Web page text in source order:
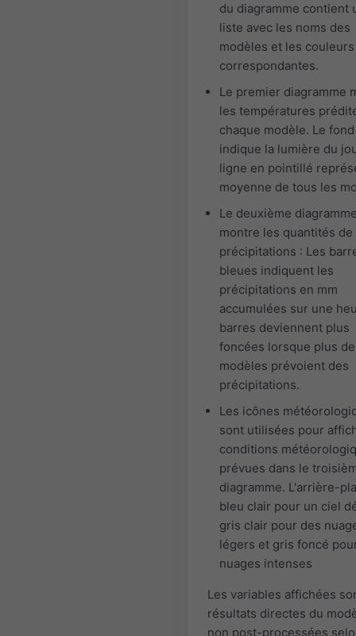
du diagramme contient
liste avec les noms des
modèles et les couleurs
correspondantes.
Le premier diagramme
les températures
chaque modèle. Le
indique la lumière du
ligne en pointillé
moyenne de tous les
Le deuxième
montre les quantités de
précipitations : Les
bleues indiquent les
précipitations en mm
accumulées sur une
barres deviennent plus
foncées lorsque plus de
modèles prévoient des
précipitations.
Les icônes
sont utilisées pour
conditions
prévues dans le
diagramme. L'arrière-
bleu clair pour un ciel
gris clair pour des
légers et gris foncé
nuages intenses
Les variables affichées
résultats directes du
non post-processées